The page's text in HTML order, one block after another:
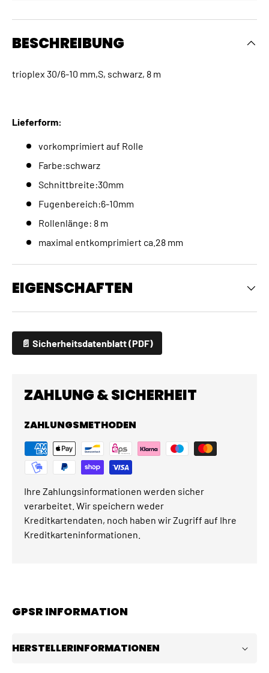
BESCHREIBUNG
trioplex 30/6-10 mm,S, schwarz, 8 m
Lieferform:
vorkomprimiert auf Rolle
Farbe:schwarz
Schnittbreite:30mm
Fugenbereich:6-10mm
Rollenlänge: 8 m
maximal entkomprimiert ca.28 mm
EIGENSCHAFTEN
📄 Sicherheitsdatenblatt (PDF)
ZAHLUNG & SICHERHEIT
ZAHLUNGSMETHODEN
Ihre Zahlungsinformationen werden sicher
verarbeitet. Wir speichern weder
Kreditkartendaten, noch haben wir Zugriff auf Ihre
Kreditkarteninformationen.
GPSR INFORMATION
HERSTELLERINFORMATIONEN